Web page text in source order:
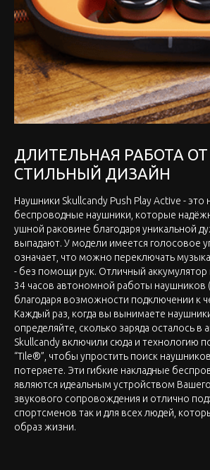
ДЛИТЕЛЬНАЯ РАБОТА
СТИЛЬНЫЙ ДИЗАЙН
Наушники Skullcandy Push Play Active -
беспроводные наушники, которые
ушной раковине благодаря уникальной
выпадают. У модели имеется голосовое
означает, что можно переключать
- без помощи рук. Отличный аккумулятор
34 часов автономной работы наушников
благодаря возможности подключении к
Каждый раз, когда вы вынимаете
определяйте, сколько заряда осталось в
Skullcandy включили сюда и технологию
“Tile®”, чтобы упростить поиск
потеряете. Эти гибкие накладные
являются идеальным устройством
звукового сопровождения и отлично
спортсменов так и для всех людей,
образ жизни.